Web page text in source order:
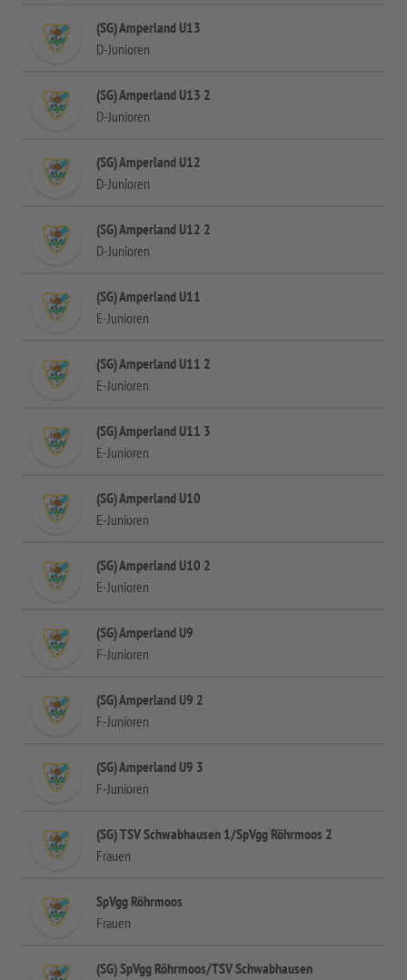
(SG) Amperland U13
D-Junioren
(SG) Amperland U13 2
D-Junioren
(SG) Amperland U12
D-Junioren
(SG) Amperland U12 2
D-Junioren
(SG) Amperland U11
E-Junioren
(SG) Amperland U11 2
E-Junioren
(SG) Amperland U11 3
E-Junioren
(SG) Amperland U10
E-Junioren
(SG) Amperland U10 2
E-Junioren
(SG) Amperland U9
F-Junioren
(SG) Amperland U9 2
F-Junioren
(SG) Amperland U9 3
F-Junioren
(SG) TSV Schwabhausen 1/SpVgg Röhrmoos 2
Frauen
SpVgg Röhrmoos
Frauen
(SG) SpVgg Röhrmoos/TSV Schwabhausen